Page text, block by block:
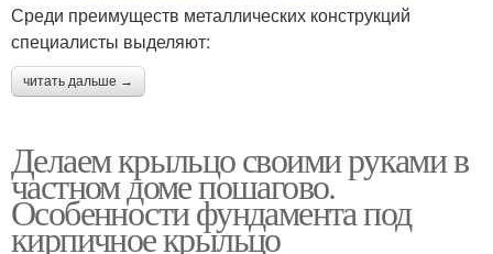
Среди преимуществ металлических конструкций
специалисты выделяют:
читать дальше →
Делаем крыльцо своими руками в
частном доме пошагово.
Особенности фундамента под
кирпичное крыльцо